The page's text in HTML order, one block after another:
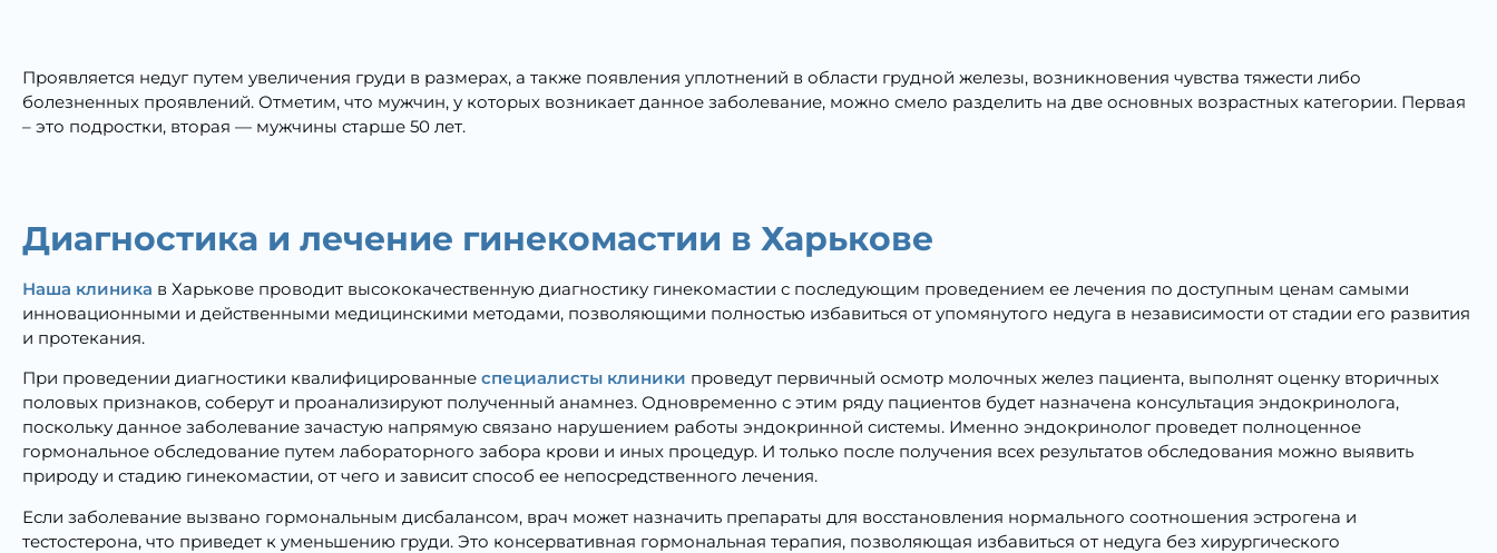
Проявляется недуг путем увеличения груди в размерах, а также появления уплотнений в области грудной железы, возникновения чувства тяжести либо
болезненных проявлений. Отметим, что мужчин, у которых возникает данное заболевание, можно смело разделить на две основных возрастных категории. Первая
– это подростки, вторая — мужчины старше 50 лет.
Диагностика и лечение гинекомастии в Харькове
Наша клиника в Харькове проводит высококачественную диагностику гинекомастии с последующим проведением ее лечения по доступным ценам самыми
инновационными и действенными медицинскими методами, позволяющими полностью избавиться от упомянутого недуга в независимости от стадии его развития
и протекания.
При проведении диагностики квалифицированные специалисты клиники проведут первичный осмотр молочных желез пациента, выполнят оценку вторичных
половых признаков, соберут и проанализируют полученный анамнез. Одновременно с этим ряду пациентов будет назначена консультация эндокринолога,
поскольку данное заболевание зачастую напрямую связано нарушением работы эндокринной системы. Именно эндокринолог проведет полноценное
гормональное обследование путем лабораторного забора крови и иных процедур. И только после получения всех результатов обследования можно выявить
природу и стадию гинекомастии, от чего и зависит способ ее непосредственного лечения.
Если заболевание вызвано гормональным дисбалансом, врач может назначить препараты для восстановления нормального соотношения эстрогена и
тестостерона, что приведет к уменьшению груди. Это консервативная гормональная терапия, позволяющая избавиться от недуга без хирургического